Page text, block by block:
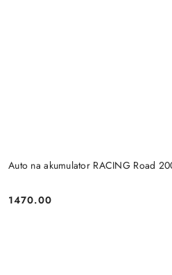
Auto na akumulator RACING Road
Cena:
1470.00